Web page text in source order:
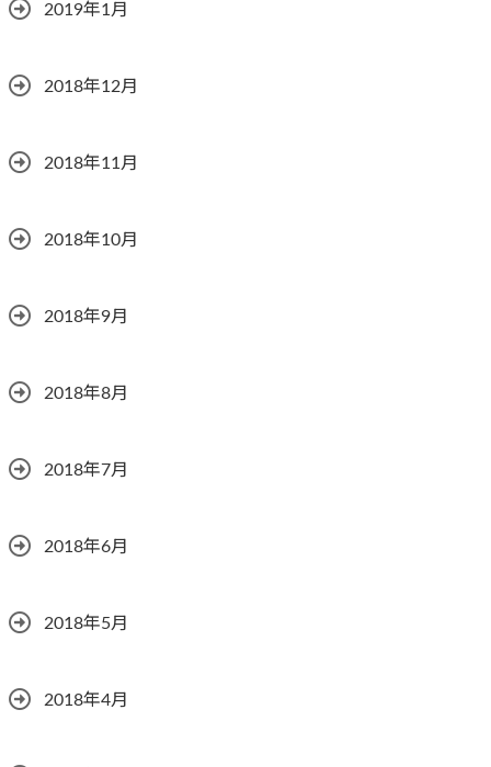
2019年1月
2018年12月
2018年11月
2018年10月
2018年9月
2018年8月
2018年7月
2018年6月
2018年5月
2018年4月